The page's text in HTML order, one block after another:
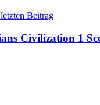
Civilization 1